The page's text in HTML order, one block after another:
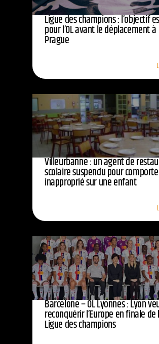
Ligue des champions : l’objectif
pour l’OL avant le déplacement à
Prague
Villeurbanne : un agent de
scolaire suspendu pour
inapproprié sur une enfant
Barcelone – OL Lyonnes : Lyon
reconquérir l’Europe en finale de
Ligue des champions